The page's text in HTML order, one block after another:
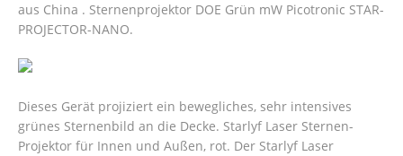
aus China . Sternenprojektor DOE Grün mW Picotronic STAR-
PROJECTOR-NANO.
Dieses Gerät projiziert ein bewegliches, sehr intensives
grünes Sternenbild an die Decke. Starlyf Laser Sternen-
Projektor für Innen und Außen, rot. Der Starlyf Laser